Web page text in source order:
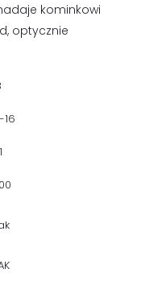
kominkowi
optycznie